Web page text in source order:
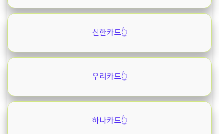
신한카드👆️
우리카드👆️
하나카드👆️